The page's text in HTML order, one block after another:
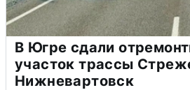
В Югре сдали
участок трассы
Нижневартовск